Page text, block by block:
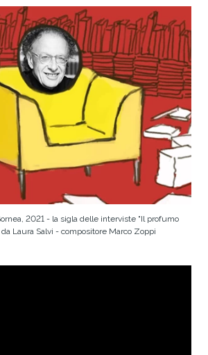
2021 - la sigla delle interviste "Il profumo
Laura Salvi - compositore Marco Zoppi